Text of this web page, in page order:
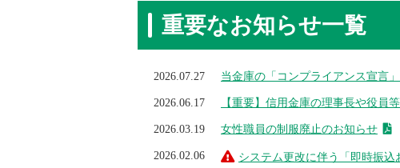
重要なお知らせ一覧
2026.07.27 当金庫の「コンプライアンス宣言
2026.06.17 【重要】信用金庫の理事長や役員
2026.03.19 女性職員の制服廃止のお知らせ
2026.02.06 システム更改に伴う「即時振